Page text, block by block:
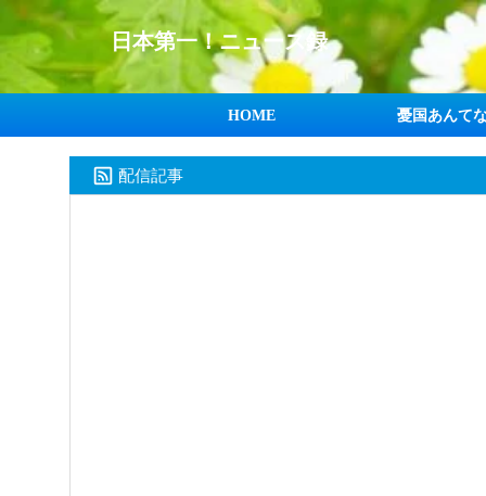
日本第一！ニュース録
HOME 憂国あんて
配信記事